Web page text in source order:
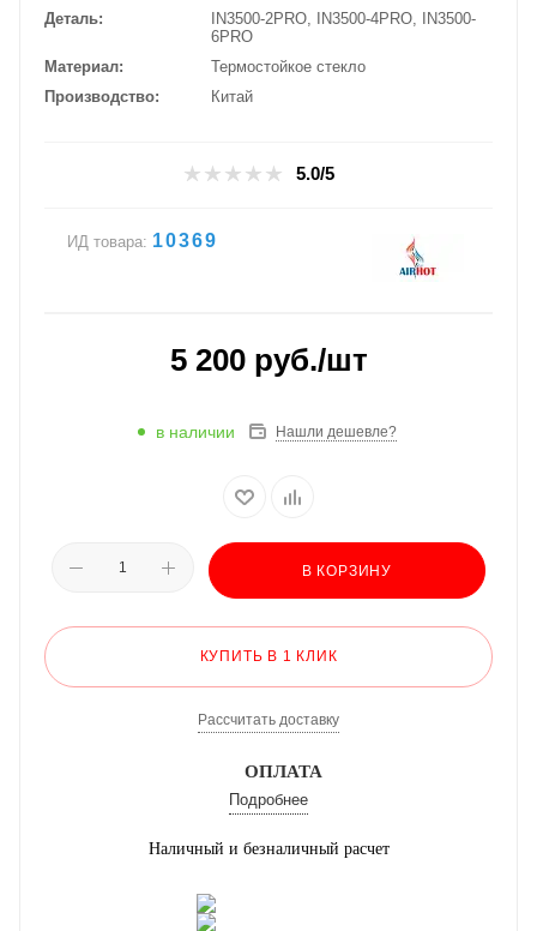
Деталь
IN3500-2PRO, IN3500-4PRO, IN3500-
6PRO
Материал
Термостойкое стекло
Производство
Китай
5.0/5
ИД товара: 10369
5 200руб./шт
в наличии Нашли дешевле?
В КОРЗИНУ
КУПИТЬ В 1 КЛИК
Рассчитать доставку
ОПЛАТА
Подробнее
Наличный и безналичный расчет